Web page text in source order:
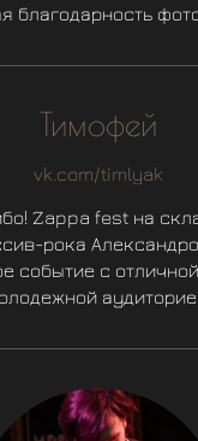
благодарность
Тимофей
vk.com/timlyak
Zappa fest на
рока
событие с